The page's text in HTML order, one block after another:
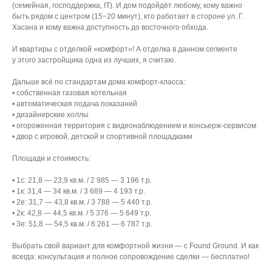
(семейная, господдержка, IT). И дом подойдёт любому, кому важно
быть рядом с центром (15−20 минут), кто работает в стороне ул. Г.
Хасана и кому важна доступность до восточного обхода.
И квартиры с отделкой «комфорт»! А отделка в данном сегменте
у этого застройщика одна из лучших, я считаю.
Дальше всё по стандартам дома комфорт-класса:
• собственная газовая котельная
• автоматическая подача показаний
• дизайнерские холлы
• огороженная территория с видеонаблюдением и консьерж-сервисом
• двор с игровой, детской и спортивной площадками
Площади и стоимость:
• 1с: 21,8 — 23,9 кв.м. / 2 985 — 3 196 т.р.
• 1к: 31,4 — 34 кв.м. / 3 689 — 4 193 т.р.
• 2е: 31,7 — 43,8 кв.м. / 3 788 — 5 440 т.р.
• 2к: 42,8 — 44,5 кв.м. / 5 376 — 5 649 т.р.
• 3е: 51,8 — 54,5 кв.м. / 6 261 — 6 787 т.р.
Выбрать свой вариант для комфортной жизни — с Found Ground. И как
всегда: консультация и полное сопровождение сделки — бесплатно!